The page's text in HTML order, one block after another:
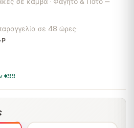
σε 48 ώρες·
€99